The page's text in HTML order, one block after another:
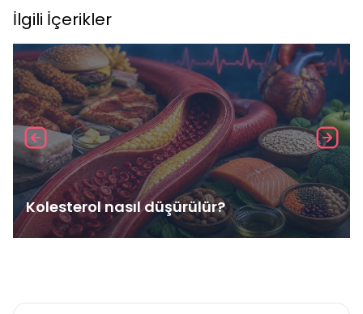
İlgili İçerikler
Kolesterol nasıl düşürülür?